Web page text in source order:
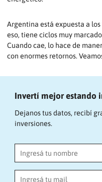
Argentina está expuesta a
eso, tiene ciclos muy
Cuando cae, lo hace de
con enormes retornos.
Invertí mejor estando
Dejanos tus datos, recibí
inversiones.